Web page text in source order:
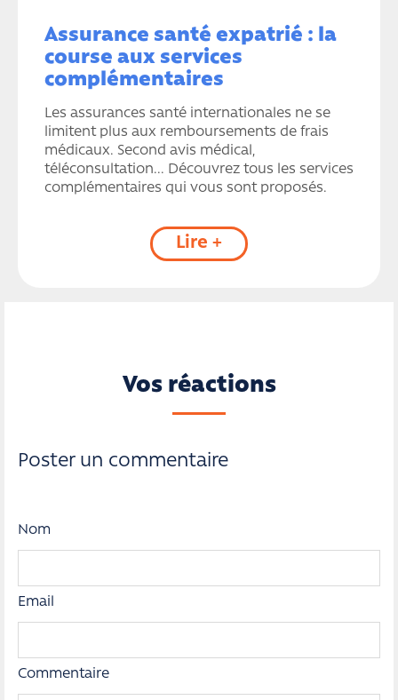
Assurance santé expatrié : la
course aux services
complémentaires
Les assurances santé internationales ne se
limitent plus aux remboursements de frais
médicaux. Second avis médical,
téléconsultation... Découvrez tous les services
complémentaires qui vous sont proposés.
Lire +
Vos réactions
Poster un commentaire
Nom
Email
Commentaire